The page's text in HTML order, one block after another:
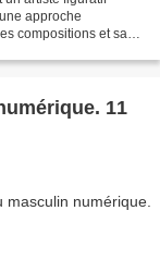
approche
compositions et sa
11